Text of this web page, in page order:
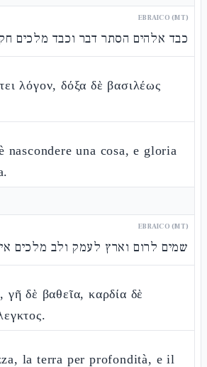
EBRAICO (MT)
כבד אלהים הסתר דבר וכבד מלכים
λόγον, δόξα δὲ βασιλέως
nascondere una cosa, e gloria
EBRAICO (MT)
שמים לרום וארץ לעמק ולב מלכים
γῆ δὲ βαθεῖα, καρδία δὲ
la terra per profondità, e il